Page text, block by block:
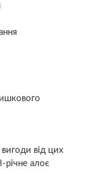
від цих
річне алоє